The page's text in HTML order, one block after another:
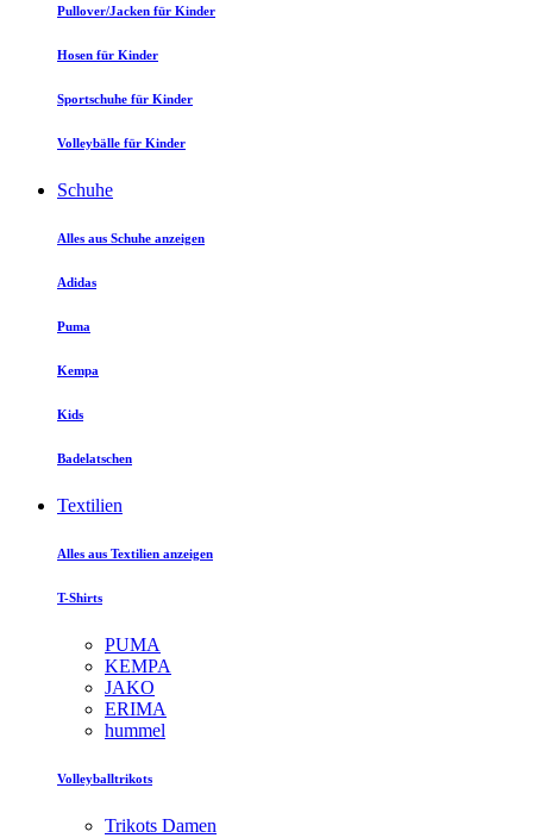
Pullover/Jacken für Kinder
Hosen für Kinder
Sportschuhe für Kinder
Volleybälle für Kinder
Schuhe
Alles aus Schuhe anzeigen
Adidas
Puma
Kempa
Kids
Badelatschen
Textilien
Alles aus Textilien anzeigen
T-Shirts
PUMA
KEMPA
JAKO
ERIMA
hummel
Volleyballtrikots
Trikots Damen